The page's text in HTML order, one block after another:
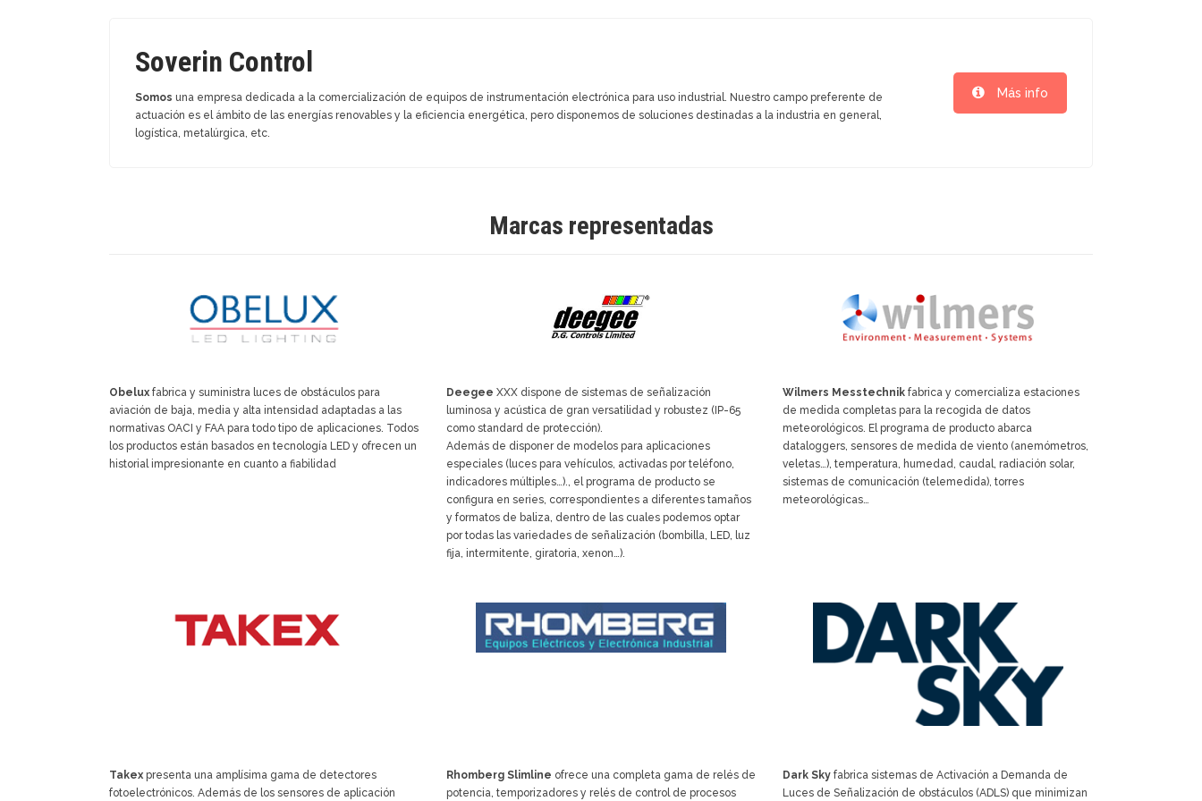
Soverin Control
Somos una empresa dedicada a la comercialización de equipos de instrumentación electrónica para uso industrial. Nuestro campo preferente de
actuación es el ámbito de las energías renovables y la eficiencia energética, pero disponemos de soluciones destinadas a la industria en general,
logística, metalúrgica, etc.
Más info
Marcas representadas
Obelux fabrica y suministra luces de obstáculos para
aviación de baja, media y alta intensidad adaptadas a las
normativas OACI y FAA para todo tipo de aplicaciones. Todos
los productos están basados en tecnología LED y ofrecen un
historial impresionante en cuanto a fiabilidad
Deegee XXX dispone de sistemas de señalización
luminosa y acústica de gran versatilidad y robustez (IP-65
como standard de protección).
Además de disponer de modelos para aplicaciones
especiales (luces para vehículos, activadas por teléfono,
indicadores múltiples…)., el programa de producto se
configura en series, correspondientes a diferentes tamaños
y formatos de baliza, dentro de las cuales podemos optar
por todas las variedades de señalización (bombilla, LED, luz
fija, intermitente, giratoria, xenon…).
Wilmers Messtechnik fabrica y comercializa estaciones
de medida completas para la recogida de datos
meteorológicos. El programa de producto abarca
dataloggers, sensores de medida de viento (anemómetros,
veletas…), temperatura, humedad, caudal, radiación solar,
sistemas de comunicación (telemedida), torres
meteorológicas…
Takex presenta una amplísima gama de detectores
fotoelectrónicos. Además de los sensores de aplicación
Rhomberg Slimline ofrece una completa gama de relés de
potencia, temporizadores y relés de control de procesos
Dark Sky fabrica sistemas de Activación a Demanda de
Luces de Señalización de obstáculos (ADLS) que minimizan